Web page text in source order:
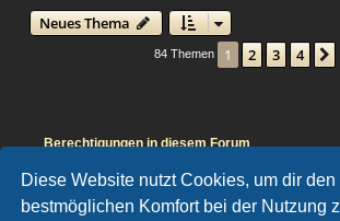
Diese Website nutzt Cookies, um dir den
bestmöglichen Komfort bei der Nutzung
Neues Thema
84 Themen 1 2 3 4
Berechtigungen in diesem Forum
Du darfstkeine Antworten zu Themen in diesem
Du darfst deine Beiträge in diesem Forumnicht
Du darfst deine Beiträge in diesem Forumnicht